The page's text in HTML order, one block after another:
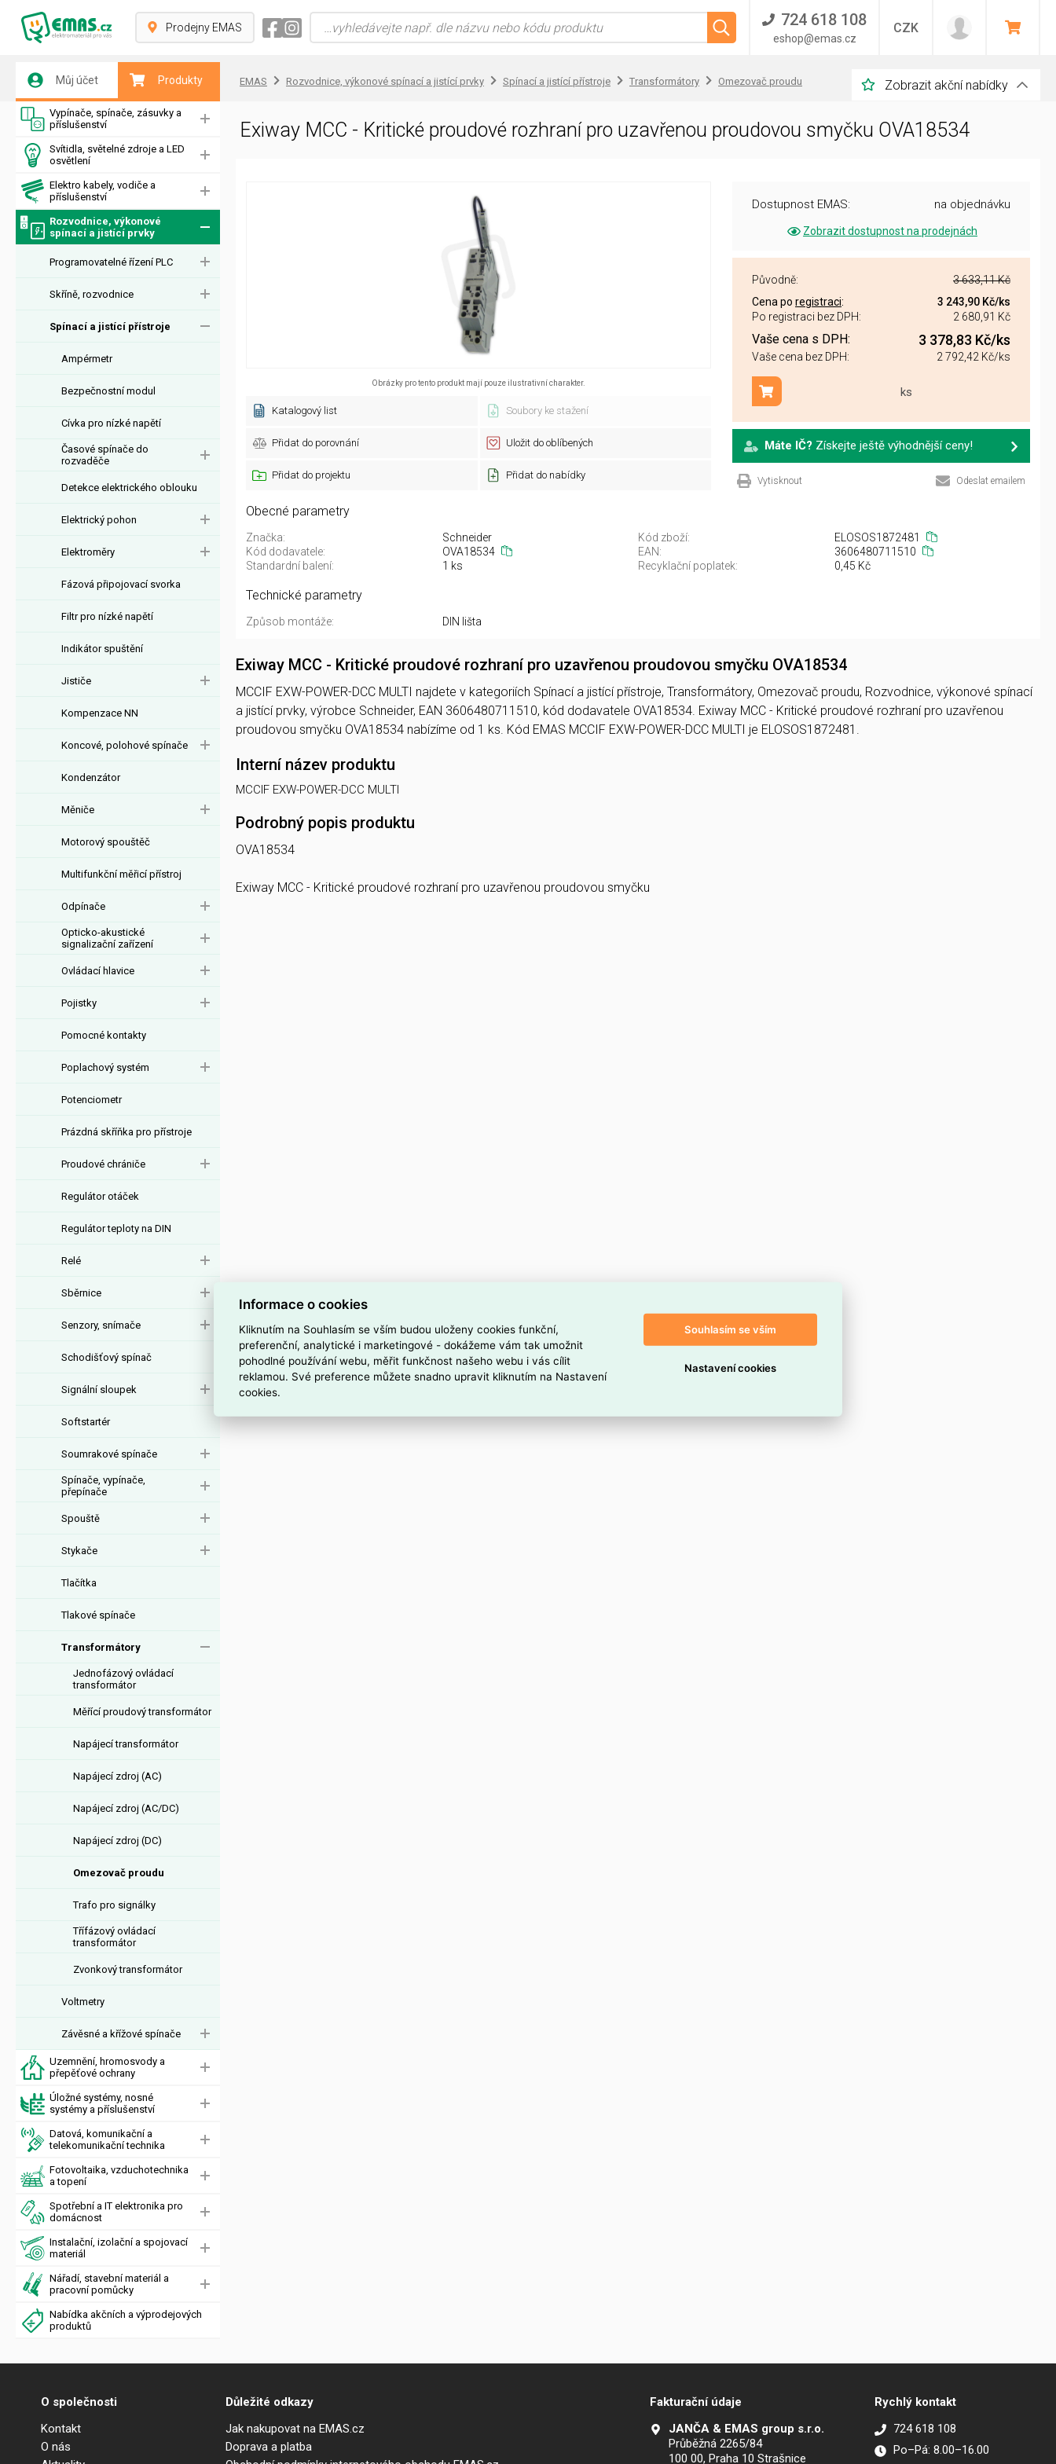
Prodejny EMAS 724 618 108
eshop@emas.cz
CZK
Můj účet Produkty
Vypínače, spínače, zásuvky a
příslušenství
Svítidla, světelné zdroje a LED
osvětlení
Elektro kabely, vodiče a
příslušenství
Rozvodnice, výkonové
spínací a jistící prvky
Programovatelné řízení PLC
Skříně, rozvodnice
Spínací a jistící přístroje
Ampérmetr
Bezpečnostní modul
Cívka pro nízké napětí
Časové spínače do
rozvaděče
Detekce elektrického oblouku
Elektrický pohon
Elektroměry
Fázová připojovací svorka
Filtr pro nízké napětí
Indikátor spuštění
Jističe
Kompenzace NN
Koncové, polohové spínače
Kondenzátor
Měniče
Motorový spouštěč
Multifunkční měřicí přístroj
Odpínače
Opticko-akustické
signalizační zařízení
Ovládací hlavice
Pojistky
Pomocné kontakty
Poplachový systém
Potenciometr
Prázdná skříňka pro přístroje
Proudové chrániče
Regulátor otáček
Regulátor teploty na DIN
Relé
Sběrnice
Senzory, snímače
Schodišťový spínač
Signální sloupek
Softstartér
Soumrakové spínače
Spínače, vypínače,
přepínače
Spouště
Stykače
Tlačítka
Tlakové spínače
Transformátory
Jednofázový ovládací
transformátor
Měřící proudový transformátor
Napájecí transformátor
Napájecí zdroj (AC)
Napájecí zdroj (AC/DC)
Napájecí zdroj (DC)
Omezovač proudu
Trafo pro signálky
Třífázový ovládací
transformátor
Zvonkový transformátor
Voltmetry
Závěsné a křížové spínače
Uzemnění, hromosvody a
přepěťové ochrany
Úložné systémy, nosné
systémy a příslušenství
Datová, komunikační a
telekomunikační technika
Fotovoltaika, vzduchotechnika
a topení
Spotřební a IT elektronika pro
domácnost
Instalační, izolační a spojovací
materiál
Nářadí, stavební materiál a
pracovní pomůcky
Nabídka akčních a výprodejových
produktů
EMAS Rozvodnice, výkonové spínací a jistící prvky Spínací a jistící přístroje Transformátory Omezovač proudu Zobrazit akční nabídky
Exiway MCC - Kritické proudové rozhraní pro uzavřenou proudovou smyčku OVA18534
Obrázky pro tento produkt mají pouze ilustrativní charakter.
Katalogový list Soubory ke stažení
Přidat do porovnání Uložit do oblíbených
Přidat do projektu Přidat do nabídky
Dostupnost EMAS: na objednávku
Zobrazit dostupnost na prodejnách
Původně:
3 633,11 Kč
Cena po registraci: 3 243,90 Kč/ks
Po registraci bez DPH:
2 680,91 Kč
Vaše cena s DPH: 3 378,83 Kč/ks
Vaše cena bez DPH: 2 792,42 Kč/ks
ks
Přidat do košíku
Máte IČ? Získejte ještě výhodnější ceny!
Vytisknout Odeslat emailem
Obecné parametry
Značka: Schneider Kód zboží:
ELOSOS1872481
Kód dodavatele:
OVA18534 EAN:
3606480711510
Standardní balení:
1 ks Recyklační poplatek: 0,45 Kč
Technické parametry
Způsob montáže: DIN lišta
Exiway MCC - Kritické proudové rozhraní pro uzavřenou proudovou smyčku OVA18534
MCCIF EXW-POWER-DCC MULTI najdete v kategoriích Spínací a jistící přístroje, Transformátory, Omezovač proudu, Rozvodnice, výkonové spínací
a jistící prvky, výrobce Schneider, EAN 3606480711510, kód dodavatele OVA18534. Exiway MCC - Kritické proudové rozhraní pro uzavřenou
proudovou smyčku OVA18534 nabízíme od 1 ks. Kód EMAS MCCIF EXW-POWER-DCC MULTI je ELOSOS1872481.
Interní název produktu
MCCIF EXW-POWER-DCC MULTI
Podrobný popis produktu
OVA18534
Exiway MCC - Kritické proudové rozhraní pro uzavřenou proudovou smyčku
O společnosti
Kontakt
O nás
Důležité odkazy
Jak nakupovat na EMAS.cz
Doprava a platba
Fakturační údaje
JANČA & EMAS group s.r.o.
Průběžná 2265/84
100 00, Praha 10 Strašnice
Rychlý kontakt
724 618 108
Po–Pá: 8.00–16.00
Informace o cookies
Kliknutím na Souhlasím se vším budou uloženy cookies funkční,
preferenční, analytické i marketingové - dokážeme vám tak umožnit
pohodlné používání webu, měřit funkčnost našeho webu i vás cílit
reklamou. Své preference můžete snadno upravit kliknutím na Nastavení
cookies.
Souhlasím se vším
Nastavení cookies